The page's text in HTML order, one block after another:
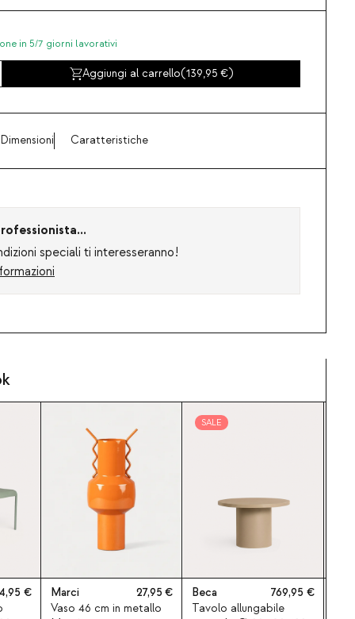
in 5/7 giorni lavorativi
Aggiungi al carrello(139,95 )
Dimensioni Caratteristiche
speciali ti interesseranno!
Marci
27,95
Vaso 46 cm in metallo
SALE
Beca
769,95
Tavolo allungabile